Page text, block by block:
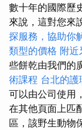
數十年的國際歷
來說，這對您來
探服務，協助你
類型的價格 附近
些餅乾由我們的
術課程 台北的
可以由公司使用
在其他頁面上匹
區，該野生動物